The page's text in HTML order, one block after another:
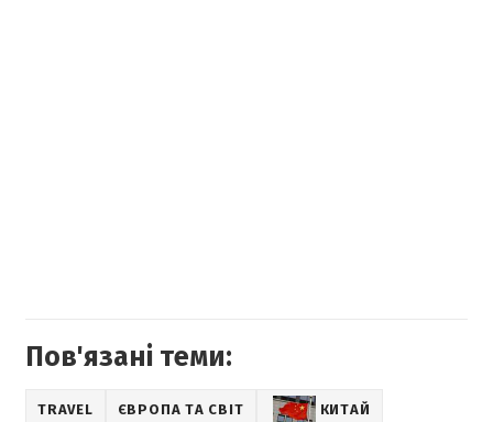
Пов'язані теми:
TRAVEL ЄВРОПА ТА СВІТ КИТАЙ